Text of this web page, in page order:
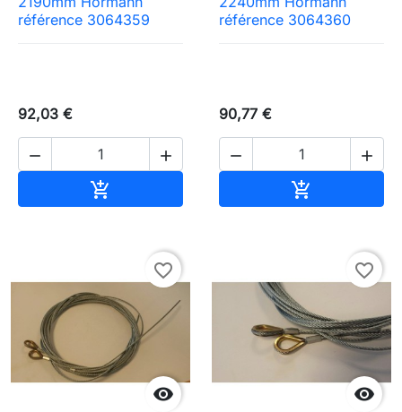
référence 3064359
92,03 €
 

référence 3064360
90,77 €
 


favorite_border

favorite_border